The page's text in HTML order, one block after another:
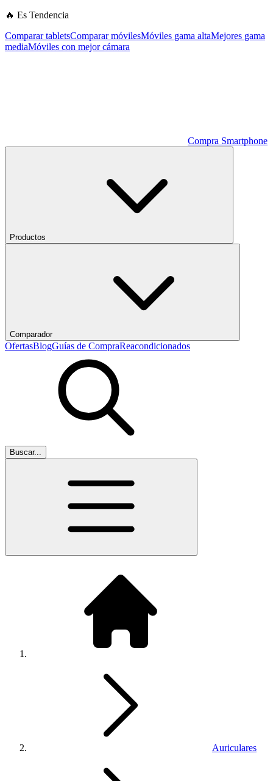
🔥 Es Tendencia
Comparar tabletsComparar móvilesMóviles gama altaMejores gama
mediaMóviles con mejor cámara
Compra Smartphone
Productos
Comparador
OfertasBlogGuías de CompraReacondicionados
Buscar...
Auriculares